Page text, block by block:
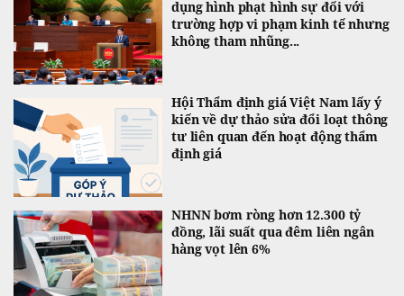
dụng hình phạt hình sự đối với
trường hợp vi phạm kinh tế nhưng
không tham nhũng...
Hội Thẩm định giá Việt Nam lấy ý
kiến về dự thảo sửa đổi loạt thông
tư liên quan đến hoạt động thẩm
định giá
NHNN bơm ròng hơn 12.300 tỷ
đồng, lãi suất qua đêm liên ngân
hàng vọt lên 6%